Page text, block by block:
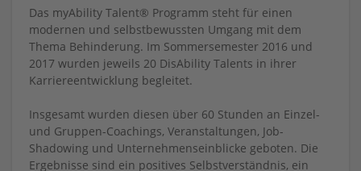
Das myAbility Talent® Programm steht für einen
modernen und selbstbewussten Umgang mit dem
Thema Behinderung. Im Sommersemester 2016 und
2017 wurden jeweils 20 DisAbility Talents in ihrer
Karriereentwicklung begleitet.
Insgesamt wurden diesen über 60 Stunden an Einzel-
und Gruppen-Coachings, Veranstaltungen, Job-
Shadowing und Unternehmenseinblicke geboten. Die
Ergebnisse sind ein positives Selbstverständnis, ein